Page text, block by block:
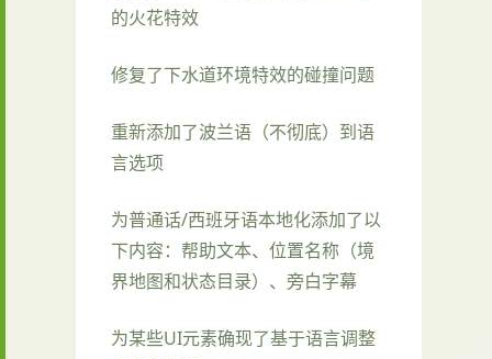
的火花特效
修复了下水道环境特效的碰撞问题
重新添加了波兰语（不彻底）到语
言选项
为普通话/西班牙语本地化添加了以
下内容：帮助文本、位置名称（境
界地图和状态目录）、旁白字幕
为某些UI元素确现了基于语言调整